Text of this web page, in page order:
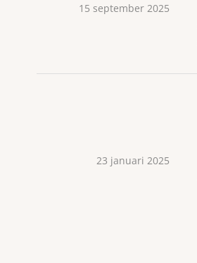
15 september 2025
23 januari 2025